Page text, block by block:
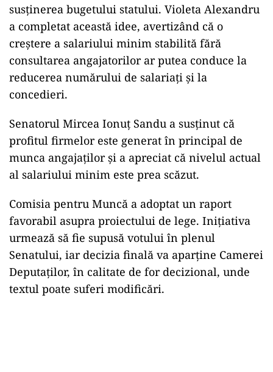
susținerea bugetului statului. Violeta Alexandru
a completat această idee, avertizând că o
creștere a salariului minim stabilită fără
consultarea angajatorilor ar putea conduce la
reducerea numărului de salariați și la
concedieri.
Senatorul Mircea Ionuț Sandu a susținut că
profitul firmelor este generat în principal de
munca angajaților și a apreciat că nivelul actual
al salariului minim este prea scăzut.
Comisia pentru Muncă a adoptat un raport
favorabil asupra proiectului de lege. Inițiativa
urmează să fie supusă votului în plenul
Senatului, iar decizia finală va aparține Camerei
Deputaților, în calitate de for decizional, unde
textul poate suferi modificări.